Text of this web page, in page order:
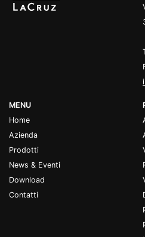
MENU
Home
Azienda
Prodotti
News & Eventi
Download
Contatti